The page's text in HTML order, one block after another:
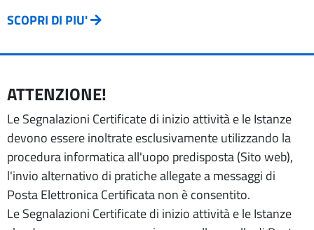
SCOPRI DI PIU'
ATTENZIONE!
Le Segnalazioni Certificate di inizio attività e le Istanze
devono essere inoltrate esclusivamente utilizzando la
procedura informatica all'uopo predisposta (Sito web),
l'invio alternativo di pratiche allegate a messaggi di
Posta Elettronica Certificata non è consentito.
Le Segnalazioni Certificate di inizio attività e le Istanze